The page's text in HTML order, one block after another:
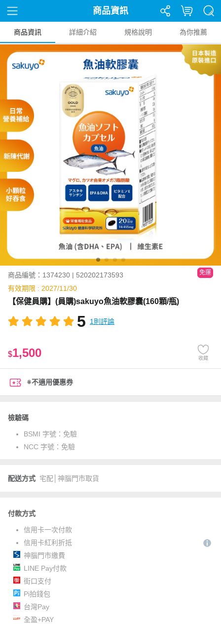
商品資訊
商品資訊 詳細介紹 規格說明 為你推薦
商品編號：1374230 | 520202173593 免運
有效期限 : 2027/11/30
【保健員購】(員購)sakuyo魚油軟膠囊(160顆/瓶)
5 1則評論
$1,500 收藏
※不適用優惠券
檢驗碼
BSMI 字號： 免驗
NCC 字號： 免驗
配送方式 宅配│神腦門市取貨
付款方式
信用卡一次付款
信用卡紅利折抵
神腦門市繳費
LINE Pay付款
街口支付
Pi拍錢包
台灣Pay
全盈+PAY